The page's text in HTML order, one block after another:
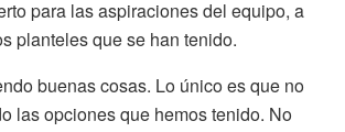
para las aspiraciones del equipo, a
planteles que se han tenido.
buenas cosas. Lo único es que no
las opciones que hemos tenido. No